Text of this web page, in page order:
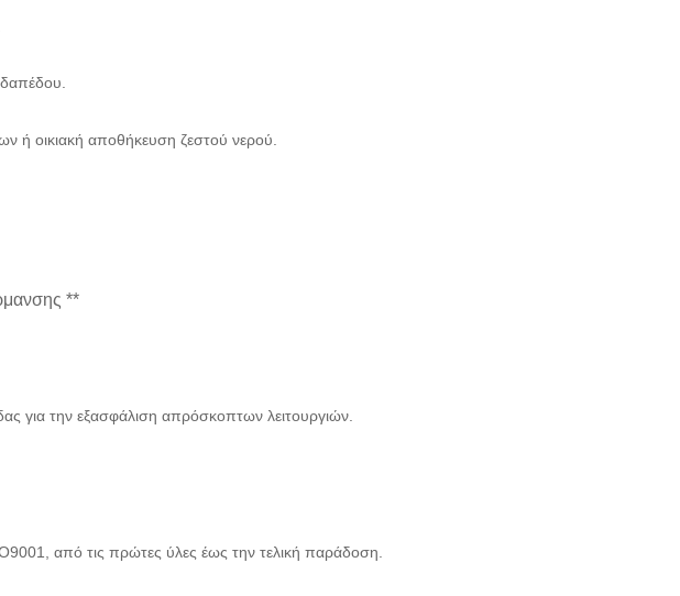
δαπέδου.
ή οικιακή αποθήκευση ζεστού νερού.
**
για την εξασφάλιση απρόσκοπτων λειτουργιών.
από τις πρώτες ύλες έως την τελική παράδοση.